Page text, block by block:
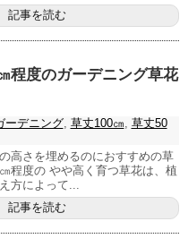
記事を読む
程度のガーデニング草花
ーデニング, 草丈100㎝, 草丈50
高さを埋めるのにおすすめの草
程度の やや高く育つ草花は、植
方によって...
記事を読む